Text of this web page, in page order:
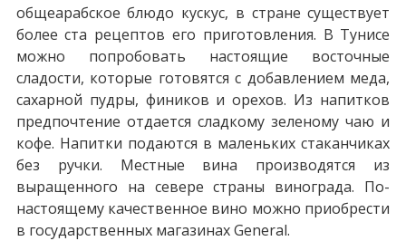
общеарабское блюдо кускус, в стране существует
более ста рецептов его приготовления. В Тунисе
можно попробовать настоящие восточные
сладости, которые готовятся с добавлением меда,
сахарной пудры, фиников и орехов. Из напитков
предпочтение отдается сладкому зеленому чаю и
кофе. Напитки подаются в маленьких стаканчиках
без ручки. Местные вина производятся из
выращенного на севере страны винограда. По-
настоящему качественное вино можно приобрести
в государственных магазинах General.